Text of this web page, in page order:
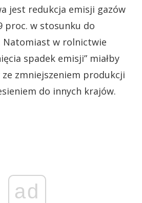
jest redukcja emisji gazów
proc. w stosunku do
Natomiast w rolnictwie
spadek emisji” miałby
ze zmniejszeniem produkcji
do innych krajów.
ad